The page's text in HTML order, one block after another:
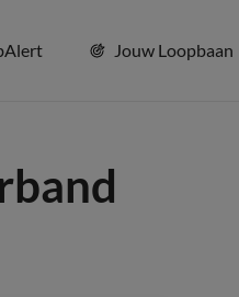
Jouw Loopbaan